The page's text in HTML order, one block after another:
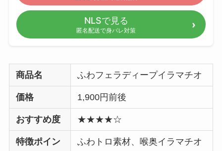
NLSで見る
匿名配送で身バレ対策
商品名 ふわフェラディープイラマチオ
価格 1,900円前後
おすすめ度 ★★★★☆
特徴ポイン
ふわトロ素材、喉奥イラマチオ